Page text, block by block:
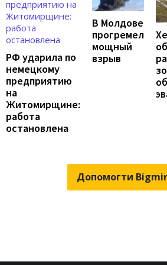
РФ ударила по
немецкому
предприятию
на
Житомирщине:
работа
остановлена
В Молдове
прогремел
мощный
взрыв
Допомогти